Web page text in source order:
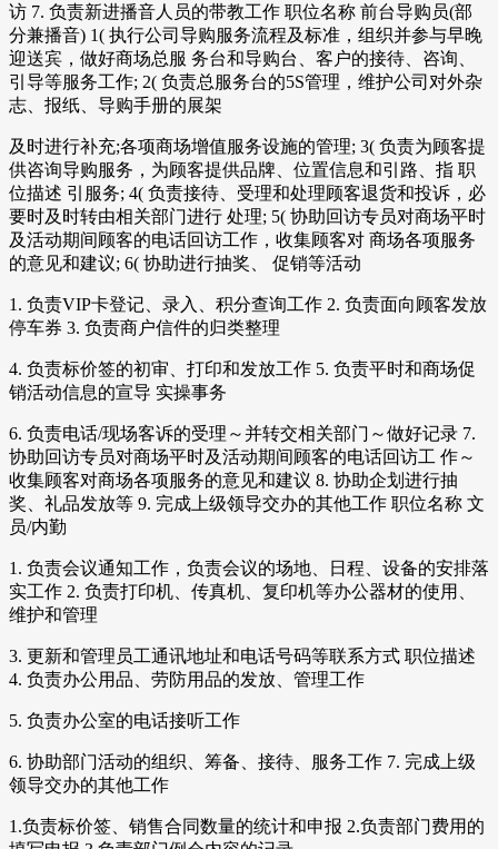
访 7. 负责新进播音人员的带教工作 职位名称 前台导购员(部
分兼播音) 1( 执行公司导购服务流程及标准，组织并参与早晚
迎送宾，做好商场总服 务台和导购台、客户的接待、咨询、
引导等服务工作; 2( 负责总服务台的5S管理，维护公司对外杂
志、报纸、导购手册的展架
及时进行补充;各项商场增值服务设施的管理; 3( 负责为顾客提
供咨询导购服务，为顾客提供品牌、位置信息和引路、指 职
位描述 引服务; 4( 负责接待、受理和处理顾客退货和投诉，必
要时及时转由相关部门进行 处理; 5( 协助回访专员对商场平时
及活动期间顾客的电话回访工作，收集顾客对 商场各项服务
的意见和建议; 6( 协助进行抽奖、 促销等活动
1. 负责VIP卡登记、录入、积分查询工作 2. 负责面向顾客发放
停车券 3. 负责商户信件的归类整理
4. 负责标价签的初审、打印和发放工作 5. 负责平时和商场促
销活动信息的宣导 实操事务
6. 负责电话/现场客诉的受理～并转交相关部门～做好记录 7.
协助回访专员对商场平时及活动期间顾客的电话回访工 作～
收集顾客对商场各项服务的意见和建议 8. 协助企划进行抽
奖、礼品发放等 9. 完成上级领导交办的其他工作 职位名称 文
员/内勤
1. 负责会议通知工作，负责会议的场地、日程、设备的安排落
实工作 2. 负责打印机、传真机、复印机等办公器材的使用、
维护和管理
3. 更新和管理员工通讯地址和电话号码等联系方式 职位描述
4. 负责办公用品、劳防用品的发放、管理工作
5. 负责办公室的电话接听工作
6. 协助部门活动的组织、筹备、接待、服务工作 7. 完成上级
领导交办的其他工作
1.负责标价签、销售合同数量的统计和申报 2.负责部门费用的